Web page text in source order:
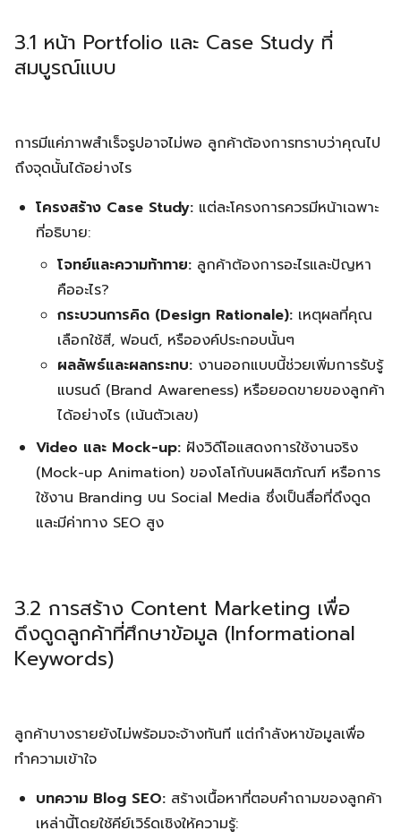
Search
for:
3.1 หน้า Portfolio และ Case Study ที่
สมบูรณ์แบบ
การมีแค่ภาพสำเร็จรูปอาจไม่พอ ลูกค้าต้องการทราบว่าคุณไป
ถึงจุดนั้นได้อย่างไร
โครงสร้าง Case Study: แต่ละโครงการควรมีหน้าเฉพาะ
ที่อธิบาย:
โจทย์และความท้าทาย: ลูกค้าต้องการอะไรและปัญหา
คืออะไร?
กระบวนการคิด (Design Rationale): เหตุผลที่คุณ
เลือกใช้สี, ฟอนต์, หรือองค์ประกอบนั้นๆ
ผลลัพธ์และผลกระทบ: งานออกแบบนี้ช่วยเพิ่มการรับรู้
แบรนด์ (Brand Awareness) หรือยอดขายของลูกค้า
ได้อย่างไร (เน้นตัวเลข)
Video และ Mock-up: ฝังวิดีโอแสดงการใช้งานจริง
(Mock-up Animation) ของโลโก้บนผลิตภัณฑ์ หรือการ
ใช้งาน Branding บน Social Media ซึ่งเป็นสื่อที่ดึงดูด
และมีค่าทาง SEO สูง
3.2 การสร้าง Content Marketing เพื่อ
ดึงดูดลูกค้าที่ศึกษาข้อมูล (Informational
Keywords)
ลูกค้าบางรายยังไม่พร้อมจะจ้างทันที แต่กำลังหาข้อมูลเพื่อ
ทำความเข้าใจ
บทความ Blog SEO: สร้างเนื้อหาที่ตอบคำถามของลูกค้า
เหล่านี้โดยใช้คีย์เวิร์ดเชิงให้ความรู้: